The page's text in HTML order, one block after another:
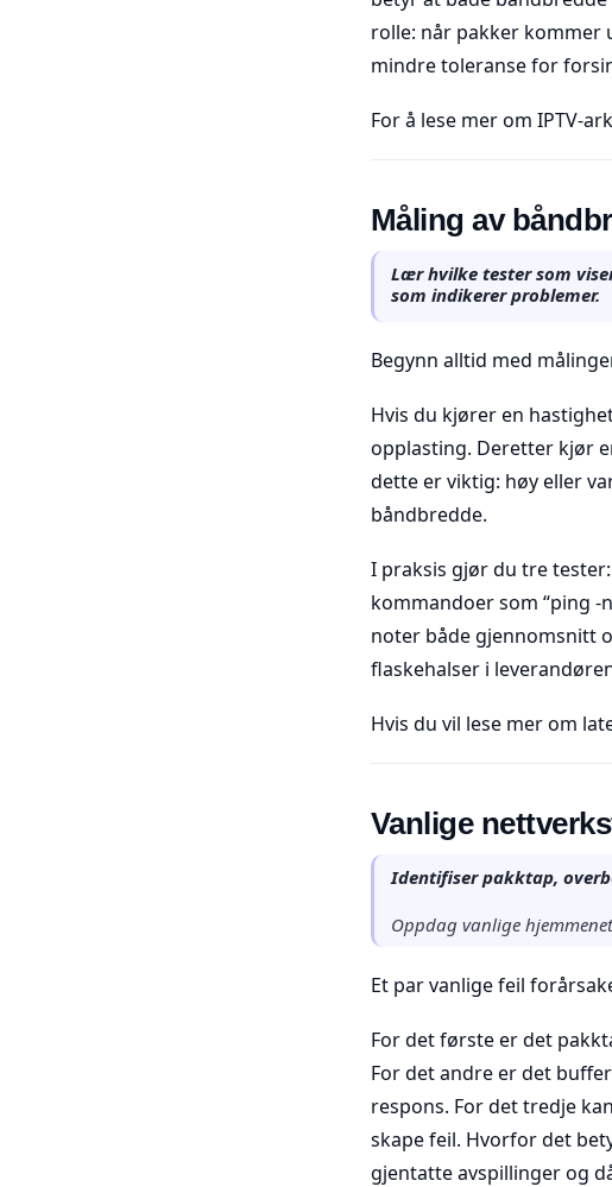
rolle: når pakker kommer
mindre toleranse for
For å lese mer om IPTV-
Måling av
Lær hvilke tester som
som indikerer problemer.
Begynn alltid med
Hvis du kjører en
opplasting. Deretter kjør
dette er viktig: høy eller
båndbredde.
I praksis gjør du tre
kommandoer som “ping -
noter både gjennomsnitt
flaskehalser i
Hvis du vil lese mer om
Vanlige
Identifiser pakktap,
Oppdag vanlige
Et par vanlige feil
For det første er det
For det andre er det
respons. For det tredje
skape feil. Hvorfor det
gjentatte avspillinger og